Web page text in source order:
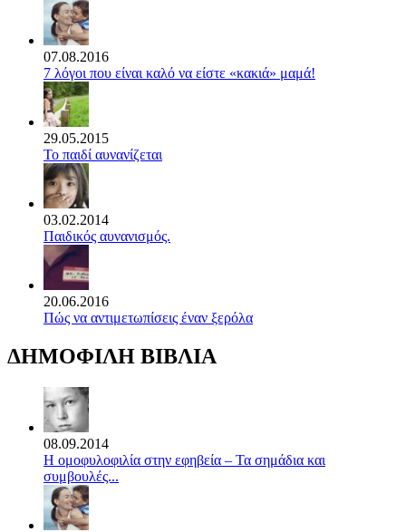
07.08.2016
7 λόγοι που είναι καλό να είστε «κακιά» μαμά!
29.05.2015
Το παιδί αυνανίζεται
03.02.2014
Παιδικός αυνανισμός.
20.06.2016
Πώς να αντιμετωπίσεις έναν ξερόλα
ΔΗΜΟΦΙΛΗ ΒΙΒΛΙΑ
08.09.2014
Η ομοφυλοφιλία στην εφηβεία – Τα σημάδια και
συμβουλές...